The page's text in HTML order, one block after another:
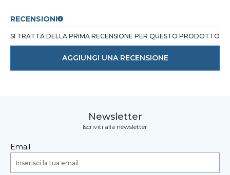
RECENSIONI
SI TRATTA DELLA PRIMA RECENSIONE PER QUESTO PRODOTTO
AGGIUNGI UNA RECENSIONE
Newsletter
Iscriviti alla newsletter
Email